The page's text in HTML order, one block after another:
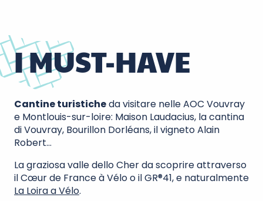
I MUST-HAVE
Cantine turisticheda visitare nelle AOC Vouvray
e Montlouis-sur-loire: Maison Laudacius, la cantina
di Vouvray, Bourillon Dorléans, il vigneto Alain
Robert…
La graziosa valle dello Cher da scoprire attraverso
il Cœur de France à Vélo o il GR®41, e naturalmente
La Loira a Vélo.